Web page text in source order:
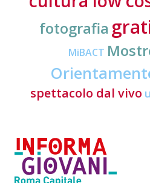
fotografia
MiBACT
spettacolo dal vivo